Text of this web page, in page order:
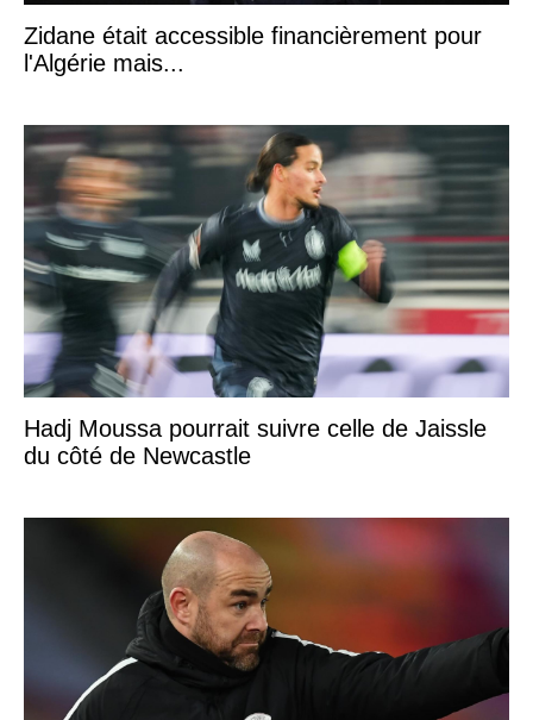
Zidane était accessible financièrement pour
l'Algérie mais...
Hadj Moussa pourrait suivre celle de Jaissle
du côté de Newcastle